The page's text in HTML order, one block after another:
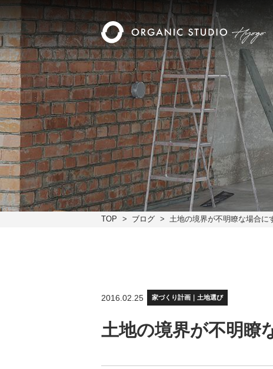
TOP ブログ 土地の境界が不明瞭な場合に
2016.02.25 家づくり計画｜土地選び
土地の境界が不明瞭